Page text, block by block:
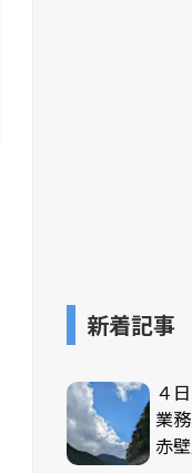
新着記事
４
業
赤